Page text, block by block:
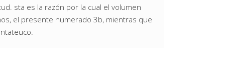
sta es la razón por la cual el volumen
el presente numerado 3b, mientras que